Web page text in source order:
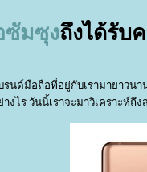
ซัมซุงถึงได้รับ
นด์มือถือที่อยู่กับเรามายาวน
ไร วันนี้เราจะมาวิเคราะห์ถึ